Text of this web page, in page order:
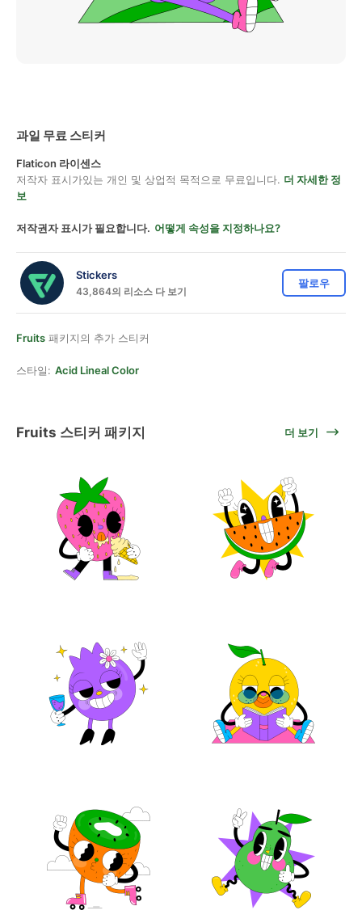
과일 무료 스티커
Flaticon 라이센스
저작자 표시가있는 개인 및 상업적 목적으로 무료입니다. 더 자세한 정
보
저작권자 표시가 필요합니다. 어떻게 속성을 지정하나요?
Stickers
43,864의 리소스 다 보기
팔로우
Fruits 패키지의 추가 스티커
스타일: Acid Lineal Color
Fruits 스티커 패키지 더 보기